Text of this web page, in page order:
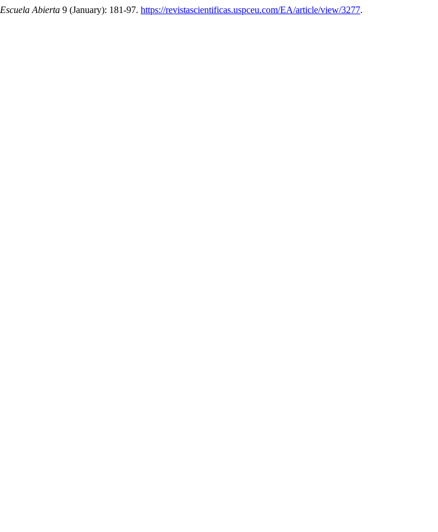
Escuela Abierta 9 (January): 181-97. https://revistascientificas.uspceu.com/EA/article/view/3277.